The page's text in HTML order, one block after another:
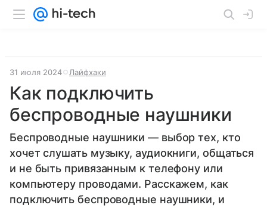
31 июля 2024 Лайфхаки
Как подключить
беспроводные наушники
Беспроводные наушники — выбор тех, кто
хочет слушать музыку, аудиокниги, общаться
и не быть привязанным к телефону или
компьютеру проводами. Расскажем, как
подключить беспроводные наушники, и